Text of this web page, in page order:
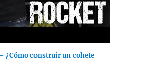
¿Cómo construir un cohete